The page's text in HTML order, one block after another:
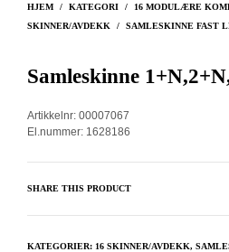
HJEM / KATEGORI / 16 MODULÆRE
SKINNER/AVDEKK
/ SAMLESKINNE FAST
Samleskinne
Artikkelnr: 00007067
El.nummer: 1628186
SHARE THIS PRODUCT
KATEGORIER: 16 SKINNER/AVDEKK,